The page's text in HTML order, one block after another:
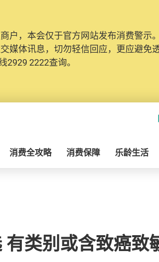
户，本会仅于官方网站发布消费警示
媒体讯息，切勿轻信回应，更应避
2929 2222查询。
消费全攻略 消费保障 乐龄生活
有类别或含致癌致